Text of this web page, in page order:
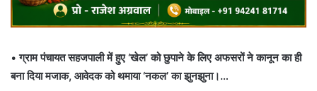
•ग्राम पंचायत सहजपाली में हुए ‘खेल’ को छुपाने के लिए अफसरों ने कानून का ही
बना दिया मजाक, आवेदक को थमाया ‘नकल’ का झुनझुना।…